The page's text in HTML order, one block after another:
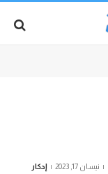
نيسان 17, 2023
إدكار